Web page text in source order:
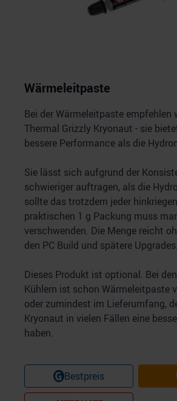
Wärmeleitpaste
Bei der Wärmeleitpaste empfehlen
Thermal Grizzly Kryonaut - sie
bessere Performance als die
Sie lässt sich aufgrund der
schwieriger auftragen, als die
sollte das trotzdem jeder
praktischen 1 g Packung muss
verschwenden. Die Menge reicht
den PC Build und spätere Upgrades.
Dieses Produkt ist optional. Bei
Kühlern ist schon Wärmeleitpaste
oder zumindest im Lieferumfang,
Kryonaut in vielen Fällen eine
haben.
Bestpreis